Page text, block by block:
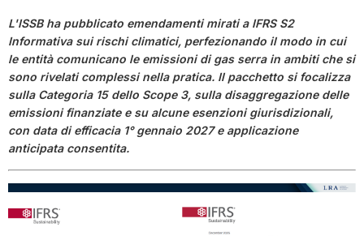
L'ISSB ha pubblicato emendamenti mirati a IFRS S2
Informativa sui rischi climatici, perfezionando il modo in cui
le entità comunicano le emissioni di gas serra in ambiti che si
sono rivelati complessi nella pratica. Il pacchetto si focalizza
sulla Categoria 15 dello Scope 3, sulla disaggregazione delle
emissioni finanziate e su alcune esenzioni giurisdizionali,
con data di efficacia 1° gennaio 2027 e applicazione
anticipata consentita.